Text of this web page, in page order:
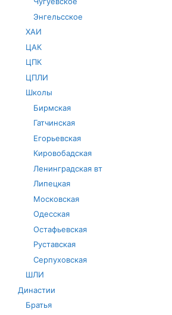
Энгельсское
ХАИ
ЦАК
ЦПК
ЦПЛИ
Школы
Бирмская
Гатчинская
Егорьевская
Кировобадская
Ленинградская вт
Липецкая
Московская
Одесская
Остафьевская
Руставская
Серпуховская
ШЛИ
Династии
Братья